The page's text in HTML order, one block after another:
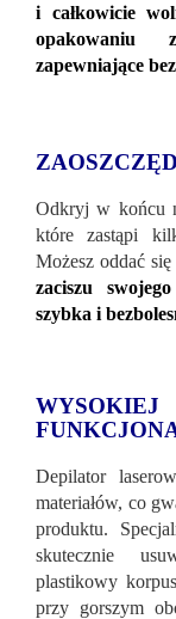
i całkowicie
opakowaniu
zapewniające
Odkryj w końcu
które zastąpi
Możesz oddać
zaciszu
szybka i
Depilator
materiałów, co
produktu.
skutecznie
plastikowy
przy gorszym